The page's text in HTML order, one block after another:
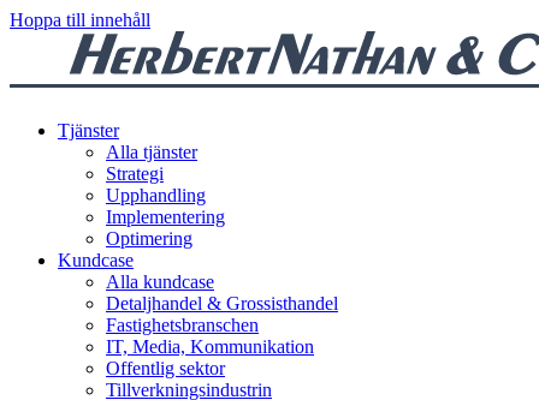
Hoppa till innehåll
Tjänster
Alla tjänster
Strategi
Upphandling
Implementering
Optimering
Kundcase
Alla kundcase
Detaljhandel & Grossisthandel
Fastighetsbranschen
IT, Media, Kommunikation
Offentlig sektor
Tillverkningsindustrin